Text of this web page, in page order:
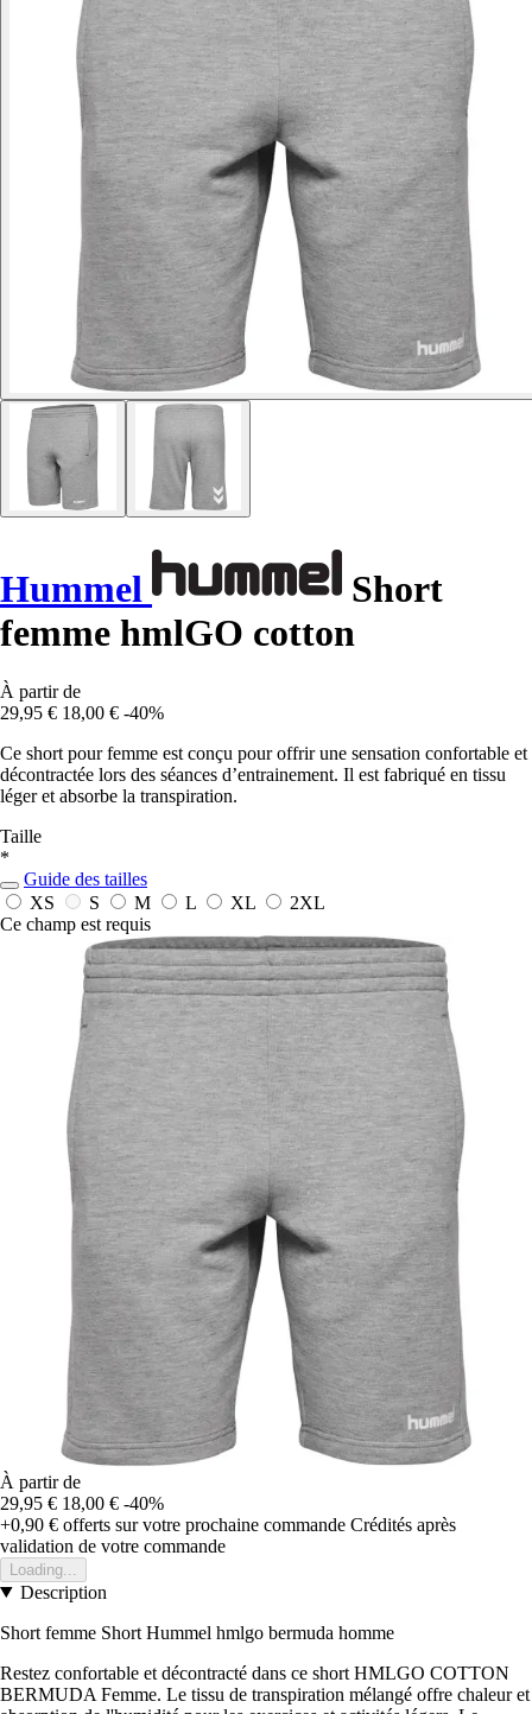
Hummel
Short
femme hmlGO cotton
À partir de
29,95 € 18,00 € -40%
Ce short pour femme est conçu pour offrir une sensation confortable et
décontractée lors des séances d’entrainement. Il est fabriqué en tissu
léger et absorbe la transpiration.
Taille
*
Guide des tailles
XS
S M L XL
2XL
Ce champ est requis
À partir de
29,95 € 18,00 € -40%
+0,90 € offerts sur votre prochaine commande Crédités après
validation de votre commande
Loading...
Description
Short femme Short Hummel hmlgo bermuda homme
Restez confortable et décontracté dans ce short HMLGO COTTON
BERMUDA Femme. Le tissu de transpiration mélangé offre chaleur et